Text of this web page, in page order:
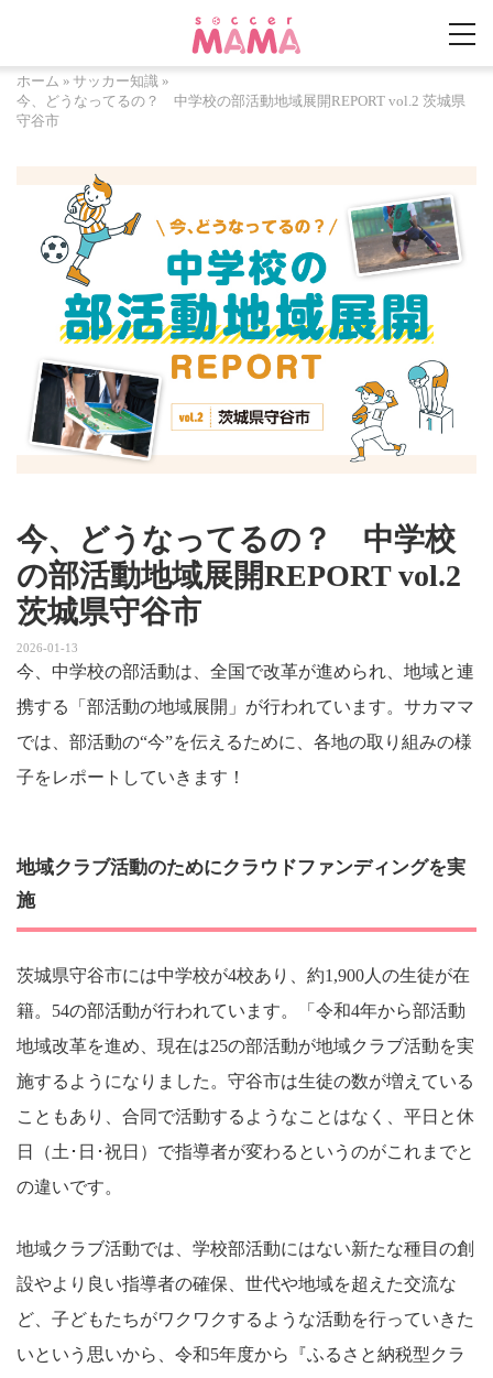
ホーム » サッカー知識 »
今、どうなってるの？ 中学校の部活動地域展開REPORT vol.2 茨城県
守谷市
今、どうなってるの？ 中学校
の部活動地域展開REPORT vol.2
茨城県守谷市
2026-01-13
今、中学校の部活動は、全国で改革が進められ、地域と連
携する「部活動の地域展開」が行われています。サカママ
では、部活動の“今”を伝えるために、各地の取り組みの様
子をレポートしていきます！
地域クラブ活動のためにクラウドファンディングを実
施
茨城県守谷市には中学校が4校あり、約1,900人の生徒が在
籍。54の部活動が行われています。「令和4年から部活動
地域改革を進め、現在は25の部活動が地域クラブ活動を実
施するようになりました。守谷市は生徒の数が増えている
こともあり、合同で活動するようなことはなく、平日と休
日（土･日･祝日）で指導者が変わるというのがこれまでと
の違いです。
地域クラブ活動では、学校部活動にはない新たな種目の創
設やより良い指導者の確保、世代や地域を超えた交流な
ど、子どもたちがワクワクするような活動を行っていきた
いという思いから、令和5年度から『ふるさと納税型クラ